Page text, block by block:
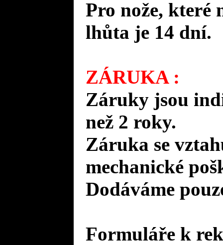
Pro nože, které
lhůta je 14 dní.
ZÁRUKA :
Záruky jsou
než 2 roky.
Záruka se
mechanické
Dodáváme
Formuláře k